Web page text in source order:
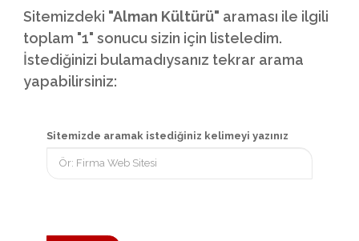
Sitemizdeki "Alman Kültürü" araması ile ilgili
toplam "1" sonucu sizin için listeledim.
İstediğinizi bulamadıysanız tekrar arama
yapabilirsiniz:
Sitemizde aramak istediğiniz kelimeyi yazınız